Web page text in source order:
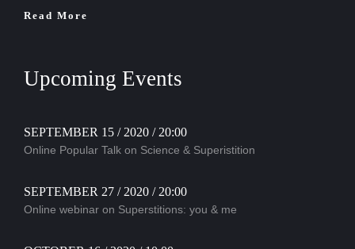
Read More
Upcoming Events
SEPTEMBER 15 / 2020 / 20:00
Online Popular Talk on Science & Superistition
SEPTEMBER 27 / 2020 / 20:00
Online webinar on Superstitions: you & me